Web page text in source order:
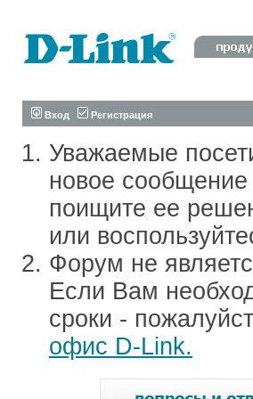
Вход Регистрация
Уважаемые
новое
поищите ее
или
Форум не
Если Вам
сроки -
офис D-Link.